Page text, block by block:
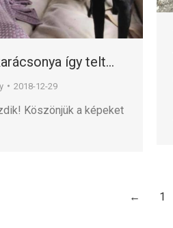
így telt…
2018-12-29
Köszönjük a képeket
← 1